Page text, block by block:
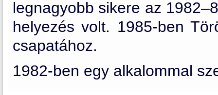
legnagyobb sikere az
helyezés volt. 1985-ben
csapatához.
1982-ben egy alkalommal